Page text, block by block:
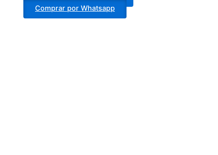
Comprar por Whatsapp